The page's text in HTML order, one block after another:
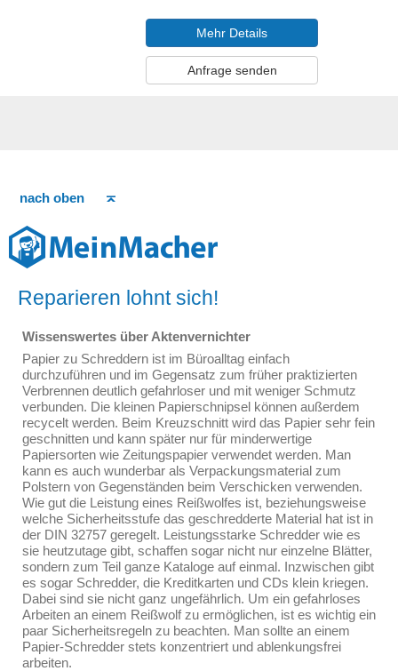
Mehr Details
Anfrage senden
nach oben
Reparieren lohnt sich!
Wissenswertes über Aktenvernichter
Papier zu Schreddern ist im Büroalltag einfach
durchzuführen und im Gegensatz zum früher praktizierten
Verbrennen deutlich gefahrloser und mit weniger Schmutz
verbunden. Die kleinen Papierschnipsel können außerdem
recycelt werden. Beim Kreuzschnitt wird das Papier sehr fein
geschnitten und kann später nur für minderwertige
Papiersorten wie Zeitungspapier verwendet werden. Man
kann es auch wunderbar als Verpackungsmaterial zum
Polstern von Gegenständen beim Verschicken verwenden.
Wie gut die Leistung eines Reißwolfes ist, beziehungsweise
welche Sicherheitsstufe das geschredderte Material hat ist in
der DIN 32757 geregelt. Leistungsstarke Schredder wie es
sie heutzutage gibt, schaffen sogar nicht nur einzelne Blätter,
sondern zum Teil ganze Kataloge auf einmal. Inzwischen gibt
es sogar Schredder, die Kreditkarten und CDs klein kriegen.
Dabei sind sie nicht ganz ungefährlich. Um ein gefahrloses
Arbeiten an einem Reißwolf zu ermöglichen, ist es wichtig ein
paar Sicherheitsregeln zu beachten. Man sollte an einem
Papier-Schredder stets konzentriert und ablenkungsfrei
arbeiten.